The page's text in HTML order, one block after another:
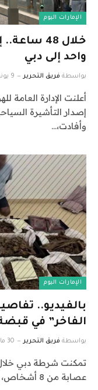
الإمارات اليوم
خلال 48
واحد إلى دبي
بواسطة فريق التحرير 9 يونيو، 2026
أعلنت الإدارة العامة
وأفادت،…
الإمارات اليوم
بالفيديو..
الفاخر” في قبضة
بواسطة فريق التحرير 30 مايو، 2026
عصابة من 8 أشخاص، بينهم سيدة انتحلت شخصية أميرة،…